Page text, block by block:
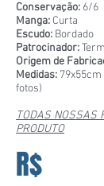
Conservação: 6/6
Manga: Curta
Escudo: Bordado
Patrocinador:
Origem de
Medidas:
fotos)
TODAS NOSSAS
PRODUTO
R$